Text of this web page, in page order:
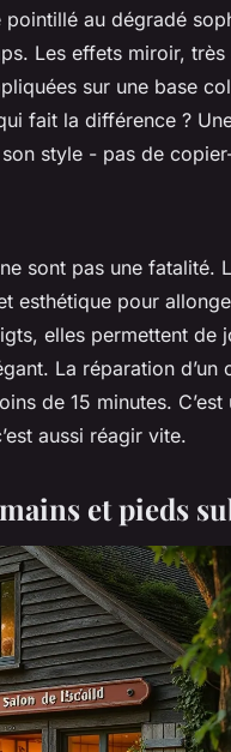
au dégradé
Les effets miroir, très
sur une base
fait la différence ?
style - pas de
sont pas une fatalité.
esthétique pour
elles permettent de
La réparation d’un
de 15 minutes. C’est
aussi réagir vite.
et pieds